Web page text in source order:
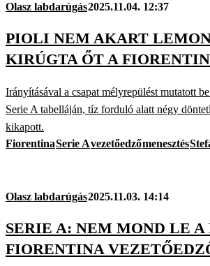
Olasz labdarúgás2025.11.04. 12:37
PIOLI NEM AKART
KIRÚGTA ŐT A
Irányításával a csapat mélyrepülést mutatott
Serie A tabelláján, tíz forduló alatt négy
kikapott.
FiorentinaSerie Avezetőedzőmenesztés
Olasz labdarúgás2025.11.03. 14:14
SERIE A: NEM MOND LE
FIORENTINA